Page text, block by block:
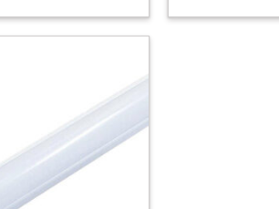
là:
tại
336.000₫.